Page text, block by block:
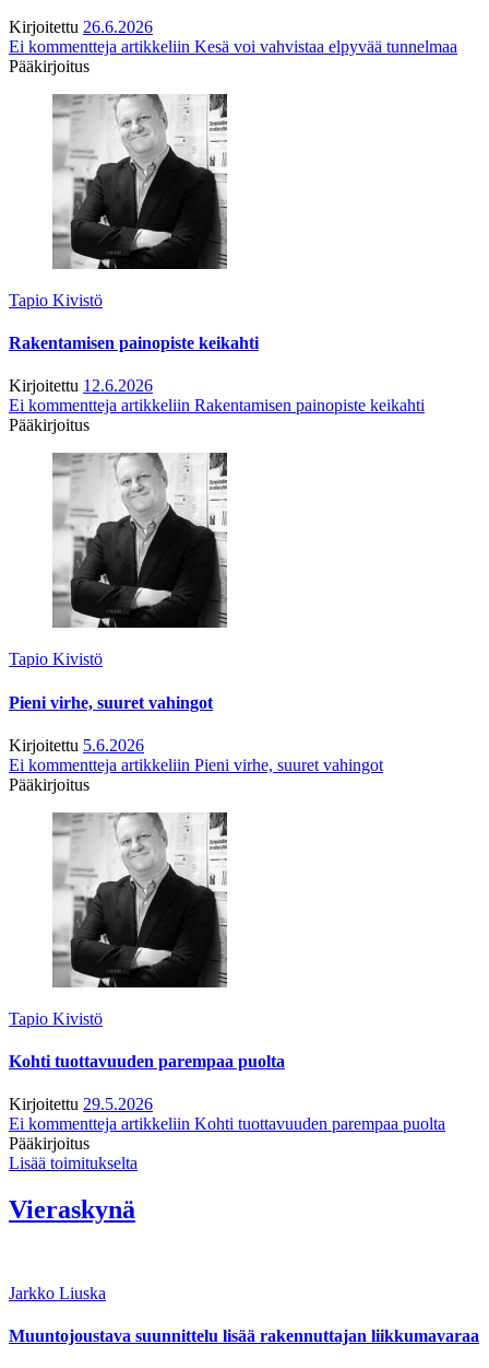
Kirjoitettu 26.6.2026
Ei kommentteja artikkeliin Kesä voi vahvistaa elpyvää tunnelmaa
Pääkirjoitus
Tapio Kivistö
Rakentamisen painopiste keikahti
Kirjoitettu 12.6.2026
Ei kommentteja artikkeliin Rakentamisen painopiste keikahti
Pääkirjoitus
Tapio Kivistö
Pieni virhe, suuret vahingot
Kirjoitettu 5.6.2026
Ei kommentteja artikkeliin Pieni virhe, suuret vahingot
Pääkirjoitus
Tapio Kivistö
Kohti tuottavuuden parempaa puolta
Kirjoitettu 29.5.2026
Ei kommentteja artikkeliin Kohti tuottavuuden parempaa puolta
Pääkirjoitus
Lisää toimitukselta
Vieraskynä
Jarkko Liuska
Muuntojoustava suunnittelu lisää rakennuttajan liikkumavaraa